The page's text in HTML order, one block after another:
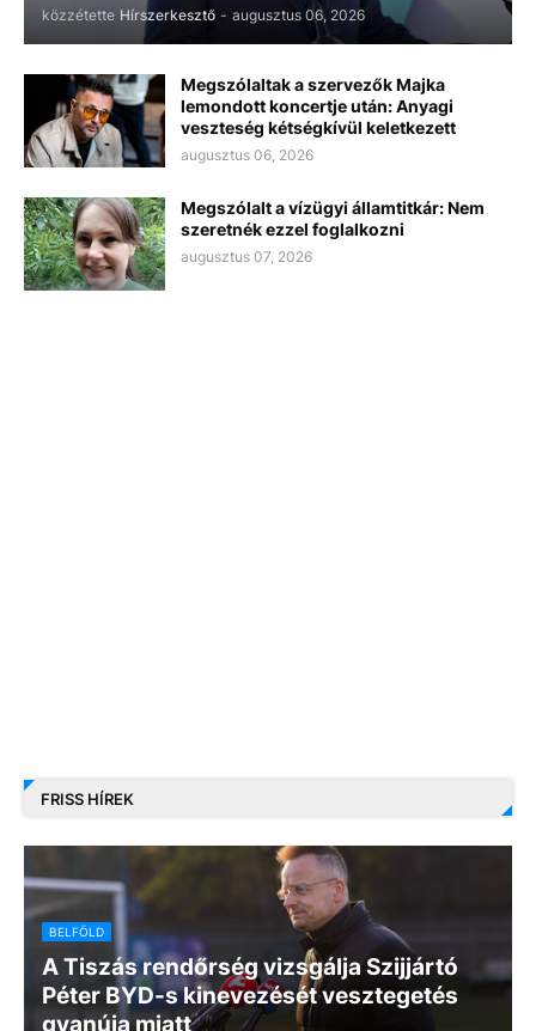
közzétette Hírszerkesztő - augusztus 06, 2026
Megszólaltak a szervezők Majka
lemondott koncertje után: Anyagi
veszteség kétségkívül keletkezett
augusztus 06, 2026
Megszólalt a vízügyi államtitkár: Nem
szeretnék ezzel foglalkozni
augusztus 07, 2026
FRISS HÍREK
BELFÖLD
A Tiszás rendőrség vizsgálja Szijjártó
Péter BYD-s kinevezését vesztegetés
gyanúja miatt